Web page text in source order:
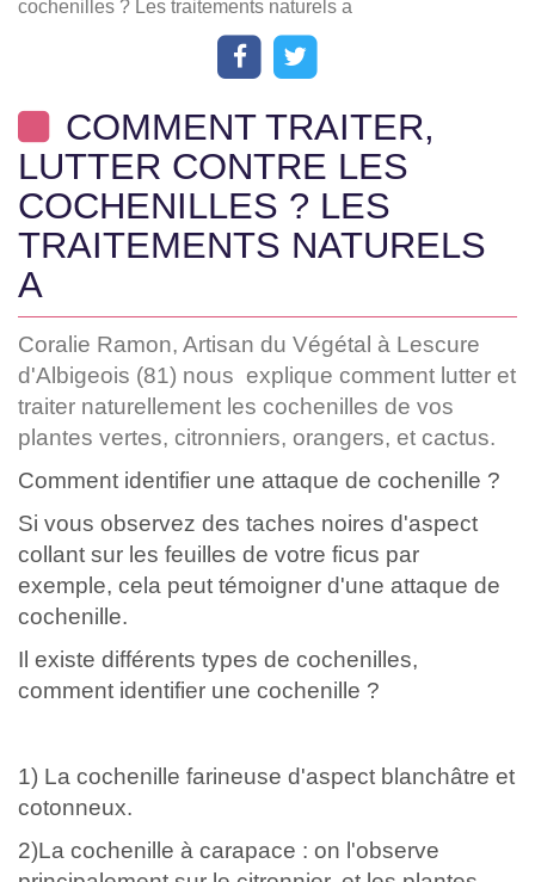
cochenilles ? Les traitements naturels a
COMMENT TRAITER,
LUTTER CONTRE LES
COCHENILLES ? LES
TRAITEMENTS NATURELS
A
Coralie Ramon, Artisan du Végétal à Lescure
d'Albigeois (81) nous explique comment lutter et
traiter naturellement les cochenilles de vos
plantes vertes, citronniers, orangers, et cactus.
Comment identifier une attaque de cochenille ?
Si vous observez des taches noires d'aspect
collant sur les feuilles de votre ficus par
exemple, cela peut témoigner d'une attaque de
cochenille.
Il existe différents types de cochenilles,
comment identifier une cochenille ?
1) La cochenille farineuse d'aspect blanchâtre et
cotonneux.
2)La cochenille à carapace : on l'observe